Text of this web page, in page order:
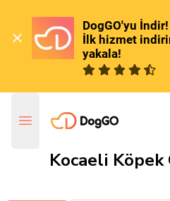
DogGO'yu İndir!
İlk hizmet
yakala!
Kocaeli